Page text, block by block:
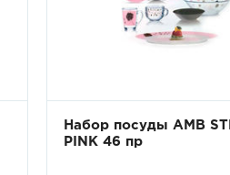
Набор посуды AMB
PINK 46 пр